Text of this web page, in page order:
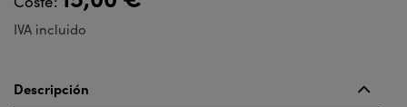
IVA incluido
Descripción